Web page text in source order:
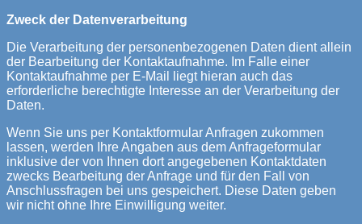
Zweck der Datenverarbeitung
Die Verarbeitung der personenbezogenen Daten dient allein
der Bearbeitung der Kontaktaufnahme. Im Falle einer
Kontaktaufnahme per E-Mail liegt hieran auch das
erforderliche berechtigte Interesse an der Verarbeitung der
Daten.
Wenn Sie uns per Kontaktformular Anfragen zukommen
lassen, werden Ihre Angaben aus dem Anfrageformular
inklusive der von Ihnen dort angegebenen Kontaktdaten
zwecks Bearbeitung der Anfrage und für den Fall von
Anschlussfragen bei uns gespeichert. Diese Daten geben
wir nicht ohne Ihre Einwilligung weiter.